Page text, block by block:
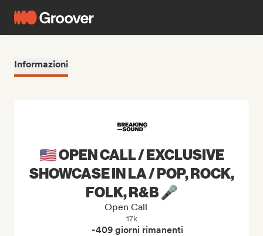
Informazioni
🇺🇸 OPEN CALL / EXCLUSIVE
SHOWCASE IN LA / POP, ROCK,
FOLK, R&B 🎤
Open Call
17k
-409 giorni rimanenti